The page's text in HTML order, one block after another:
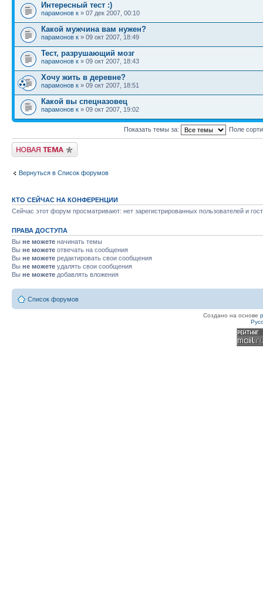
Интересный тест :)
парамонов к » 07 дек 2007, 00:10
Какой мужчина вам нужен?
парамонов к » 09 окт 2007, 18:49
Тест, разрушающий мозг
парамонов к » 09 окт 2007, 18:43
Хочу жить в деревне?
парамонов к » 09 окт 2007, 18:51
Какой вы спецназовец
парамонов к » 09 окт 2007, 19:02
Показать темы за: Поле
Новая тема
Вернуться в Список форумов
КТО СЕЙЧАС НА КОНФЕРЕНЦИИ
Сейчас этот форум просматривают: нет зарегистрированных пользователей и
ПРАВА ДОСТУПА
Вы не можете начинать темы
Вы не можете отвечать на сообщения
Вы не можете редактировать свои сообщения
Вы не можете удалять свои сообщения
Вы не можете добавлять вложения
Список форумов
Создано на основе